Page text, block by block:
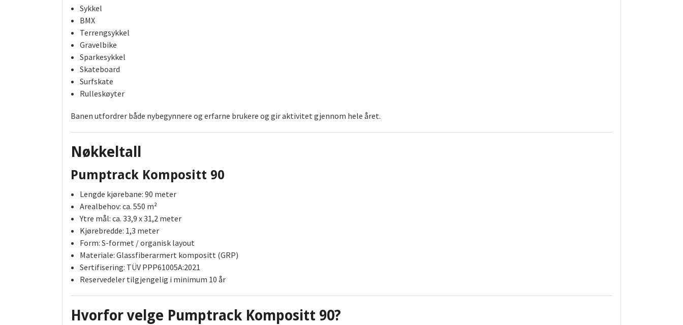
Sykkel
BMX
Terrengsykkel
Gravelbike
Sparkesykkel
Skateboard
Surfskate
Rulleskøyter
Banen utfordrer både nybegynnere og erfarne brukere og gir aktivitet gjennom hele året.
Nøkkeltall
Pumptrack Kompositt 90
Lengde kjørebane: 90 meter
Arealbehov: ca. 550 m²
Ytre mål: ca. 33,9 x 31,2 meter
Kjørebredde: 1,3 meter
Form: S-formet / organisk layout
Materiale: Glassfiberarmert kompositt (GRP)
Sertifisering: TÜV PPP61005A:2021
Reservedeler tilgjengelig i minimum 10 år
Hvorfor velge Pumptrack Kompositt 90?